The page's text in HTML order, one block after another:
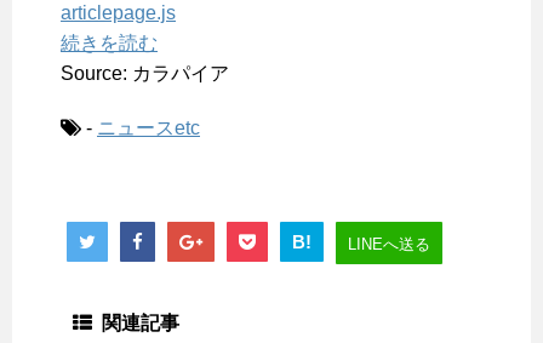
articlepage.js
続きを読む
Source: カラパイア
- ニュースetc
B! LINEへ送る
関連記事